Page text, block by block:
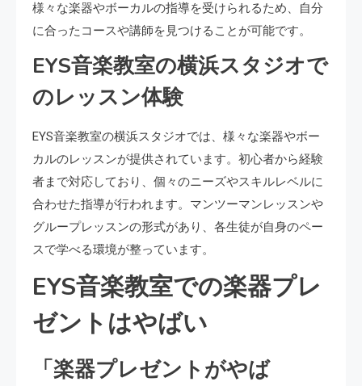
様々な楽器やボーカルの指導を受けられるため、自分
に合ったコースや講師を見つけることが可能です。
EYS音楽教室の横浜スタジオで
のレッスン体験
EYS音楽教室の横浜スタジオでは、様々な楽器やボー
カルのレッスンが提供されています。初心者から経験
者まで対応しており、個々のニーズやスキルレベルに
合わせた指導が行われます。マンツーマンレッスンや
グループレッスンの形式があり、各生徒が自身のペー
スで学べる環境が整っています。
EYS音楽教室での楽器プレ
ゼントはやばい
「楽器プレゼントがやば